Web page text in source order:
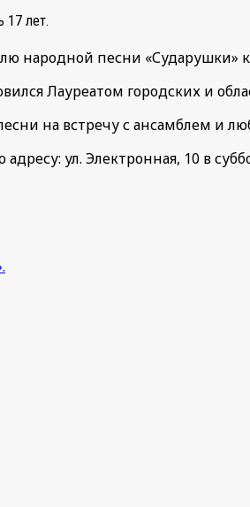
17 лет.
народной песни «Сударушки»
Лауреатом городских и
на встречу с ансамблем и
ул. Электронная, 10 в